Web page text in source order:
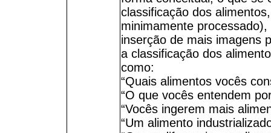
classificação dos
minimamente
inserção de mais imagens
a classificação dos
como:
“Quais alimentos vocês
“O que vocês entendem
“Vocês ingerem mais
“Um alimento